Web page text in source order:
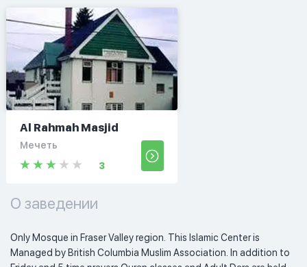
Al Rahmah Masjid
Мечеть
3
О заведении
Only Mosque in Fraser Valley region. This Islamic Center is
Managed by British Columbia Muslim Association. In addition to